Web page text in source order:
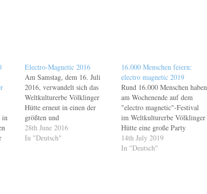
in
Electro-Magnetic 2016
Am Samstag, dem 16. Juli
2016, verwandelt sich das
Weltkulturerbe Völklinger
Hütte erneut in einen der
größten und
außergewöhnlichsten Electro-
Clubs Deutschlands. Zum
28th June 2016
In "Deutsch"
16.000 Menschen feiern:
electro magnetic 2019
Rund 16.000 Menschen haben
am Wochenende auf dem
"electro magnetic"-Festival
im Weltkulturerbe Völklinger
Hütte eine große Party
gefeiert. Am Freitag, dem 12.
Juli und Samstag, dem 13.
14th July 2019
In "Deutsch"